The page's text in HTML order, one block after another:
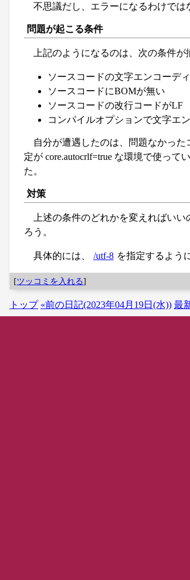
不思議だし、エラーになるわけでは
問題が起こる条件
上記のようになるのは、次の条件が
ソースコードの文字エンコーデ
ソースコードにBOMが無い
ソースコードの改行コードがLF
コンパイルオプションで文字エ
自分が遭遇したのは、問題なかっ
定が core.autocrlf=true な環境で使って
た。
対策
上述の条件のどれかを変えればい
ろう。
具体的には、 /utf-8 を指定するよう
[ツッコミを入れる]
トップ «前の日記(2023年04月19日(水)) 最